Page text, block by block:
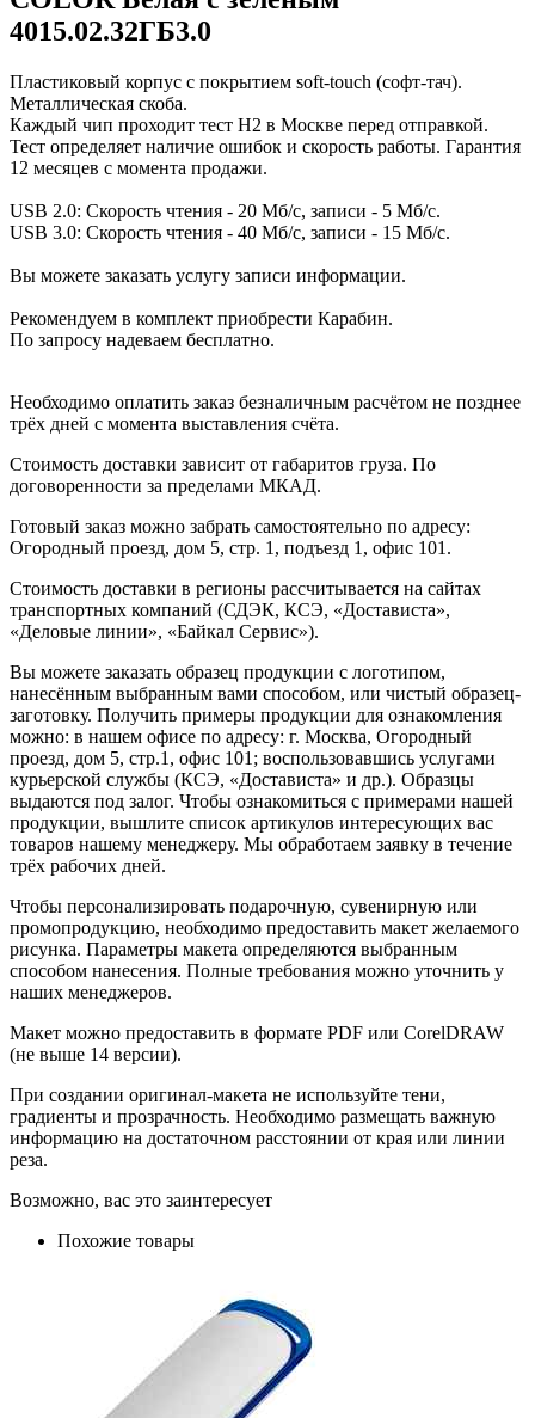
4015.02.32ГБ3.0
Пластиковый корпус с покрытием soft-touch (софт-тач).
Металлическая скоба.
Каждый чип проходит тест H2 в Москве перед отправкой.
Тест определяет наличие ошибок и скорость работы. Гарантия
12 месяцев с момента продажи.
USB 2.0: Скорость чтения - 20 Мб/с, записи - 5 Мб/с.
USB 3.0: Скорость чтения - 40 Мб/с, записи - 15 Мб/с.
Вы можете заказать услугу записи информации.
Рекомендуем в комплект приобрести Карабин.
По запросу надеваем бесплатно.
Необходимо оплатить заказ безналичным расчётом не позднее
трёх дней с момента выставления счёта.
Стоимость доставки зависит от габаритов груза. По
договоренности за пределами МКАД.
Готовый заказ можно забрать самостоятельно по адресу:
Огородный проезд, дом 5, стр. 1, подъезд 1, офис 101.
Стоимость доставки в регионы рассчитывается на сайтах
транспортных компаний (СДЭК, КСЭ, «Достависта»,
«Деловые линии», «Байкал Сервис»).
Вы можете заказать образец продукции с логотипом,
нанесённым выбранным вами способом, или чистый образец-
заготовку. Получить примеры продукции для ознакомления
можно: в нашем офисе по адресу: г. Москва, Огородный
проезд, дом 5, стр.1, офис 101; воспользовавшись услугами
курьерской службы (КСЭ, «Достависта» и др.). Образцы
выдаются под залог. Чтобы ознакомиться с примерами нашей
продукции, вышлите список артикулов интересующих вас
товаров нашему менеджеру. Мы обработаем заявку в течение
трёх рабочих дней.
Чтобы персонализировать подарочную, сувенирную или
промопродукцию, необходимо предоставить макет желаемого
рисунка. Параметры макета определяются выбранным
способом нанесения. Полные требования можно уточнить у
наших менеджеров.
Макет можно предоставить в формате PDF или CorelDRAW
(не выше 14 версии).
При создании оригинал-макета не используйте тени,
градиенты и прозрачность. Необходимо размещать важную
информацию на достаточном расстоянии от края или линии
реза.
Возможно, вас это заинтересует
Похожие товары